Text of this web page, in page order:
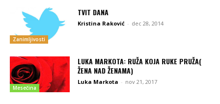
Zanimljivosti
TVIT DANA
Kristina Raković - dec 28, 2014
Mesečina
LUKA MARKOTA: RUŽA KOJA RUKE PRUŽA(
ŽENA NAD ŽENAMA)
Luka Markota - nov 21, 2017